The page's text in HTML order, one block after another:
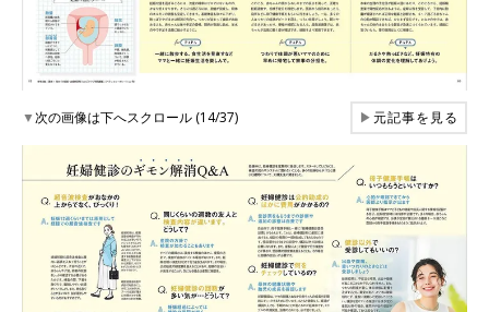
▼次の画像は下へスクロール (14/37) ▶元記事を見る